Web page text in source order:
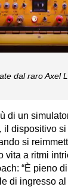
dal raro Axel
di un
il dispositivo
si
vita a ritmi
“È pieno
di ingresso